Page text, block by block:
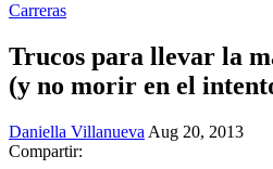
Carreras
Trucos para llevar la
(y no morir en el
Daniella Villanueva Aug 20, 2013
Compartir: